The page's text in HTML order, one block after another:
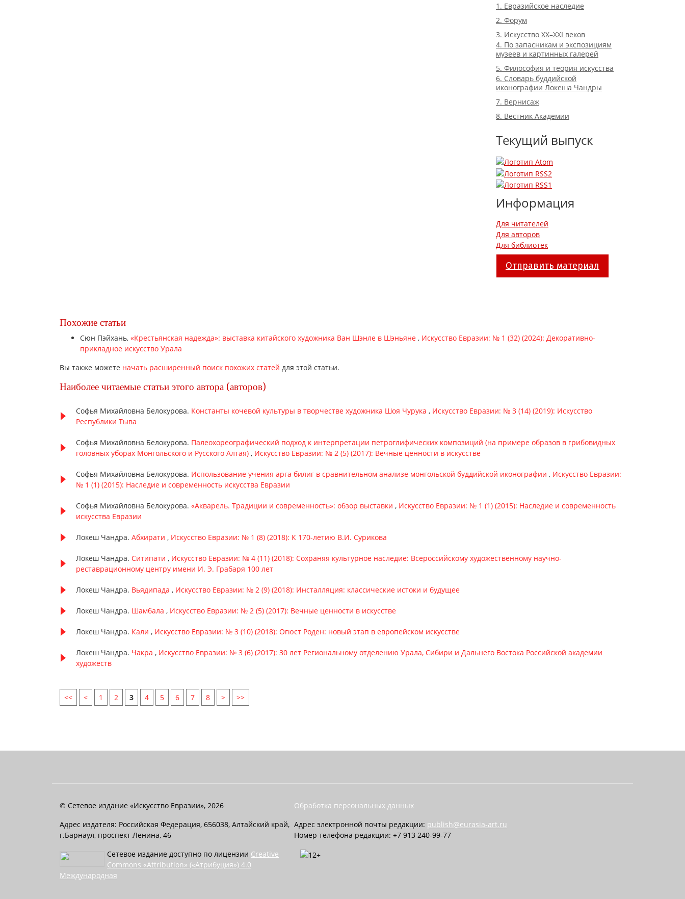
1. Евразийское наследие
2. Форум
3. Искусство XX–XXI веков
4. По запасникам и экспозициям
музеев и картинных галерей
5. Философия и теория искусства
6. Словарь буддийской
иконографии Локеша Чандры
7. Вернисаж
8. Вестник Академии
Текущий выпуск
Информация
Для читателей
Для авторов
Для библиотек
Отправить материал
Похожие статьи
Сюн Пэйхань, «Крестьянская надежда»: выставка китайского художника Ван Шэнлe в Шэньяне , Искусство Евразии: № 1 (32) (2024): Декоративно-
прикладное искусство Урала
Вы также можете начать расширенный поиск похожих статей для этой статьи.
Наиболее читаемые статьи этого автора (авторов)
Софья Михайловна Белокурова. Константы кочевой культуры в творчестве художника Шоя Чурука , Искусство Евразии: № 3 (14) (2019): Искусство
Республики Тыва
Софья Михайловна Белокурова. Палеохореографический подход к интерпретации петроглифических композиций (на примере образов в грибовидных
головных уборах Монгольского и Русского Алтая) , Искусство Евразии: № 2 (5) (2017): Вечные ценности в искусстве
Софья Михайловна Белокурова. Использование учения арга билиг в сравнительном анализе монгольской буддийской иконографии , Искусство Евразии:
№ 1 (1) (2015): Наследие и современность искусства Евразии
Софья Михайловна Белокурова. «Акварель. Традиции и современность»: обзор выставки , Искусство Евразии: № 1 (1) (2015): Наследие и современность
искусства Евразии
Локеш Чандра. Абхирати , Искусство Евразии: № 1 (8) (2018): К 170-летию В.И. Сурикова
Локеш Чандра. Ситипати , Искусство Евразии: № 4 (11) (2018): Сохраняя культурное наследие: Всероссийскому художественному научно-
реставрационному центру имени И. Э. Грабаря 100 лет
Локеш Чандра. Вьядипада , Искусство Евразии: № 2 (9) (2018): Инсталляция: классические истоки и будущее
Локеш Чандра. Шамбала , Искусство Евразии: № 2 (5) (2017): Вечные ценности в искусстве
Локеш Чандра. Кали , Искусство Евразии: № 3 (10) (2018): Огюст Роден: новый этап в европейском искусстве
Локеш Чандра. Чакра , Искусство Евразии: № 3 (6) (2017): 30 лет Региональному отделению Урала, Сибири и Дальнего Востока Российской академии
художеств
<< < 1 2 3 4 5 6 7 8 > >>
© Сетевое издание «Искусство Евразии», 2026
Адрес издателя: Российская Федерация, 656038, Алтайский край,
г.Барнаул, проспект Ленина, 46
Сетевое издание доступно по лицензии Creative
Commons «Attribution» («Атрибуция») 4.0
Международная
Обработка персональных данных
Адрес электронной почты редакции: publish@eurasia-art.ru
Номер телефона редакции: +7 913 240-99-77